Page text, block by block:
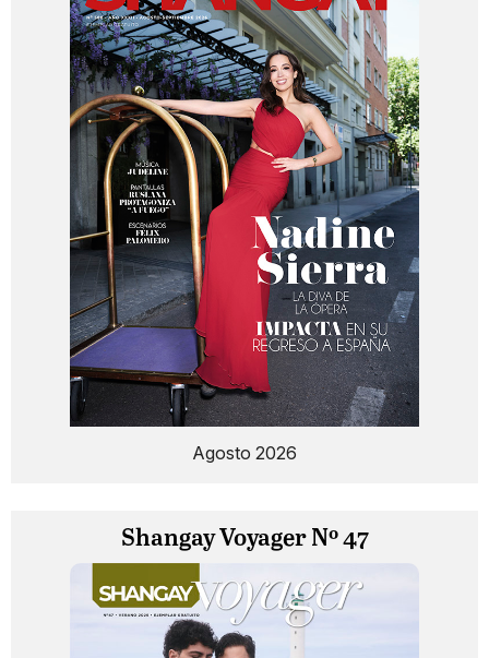
Agosto 2026
Shangay Voyager Nº 47